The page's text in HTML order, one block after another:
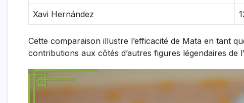
Xavi Hernández
Cette comparaison illustre l’efficacité de Mata en tant
contributions aux côtés d’autres figures légendaires de